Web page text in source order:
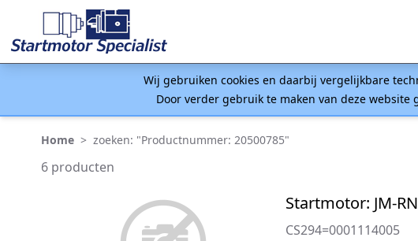
Wij gebruiken cookies en daarbij vergelijkbare
Door verder gebruik te maken van deze website
Home > zoeken: "Productnummer: 20500785"
6 producten
Startmotor: JM-
CS294=0001114005